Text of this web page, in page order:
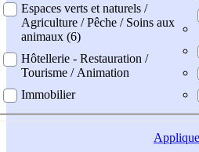
Espaces verts et naturels /
Agriculture / Pêche / Soins aux
animaux (6)
Hôtellerie - Restauration /
Tourisme / Animation
Immobilier